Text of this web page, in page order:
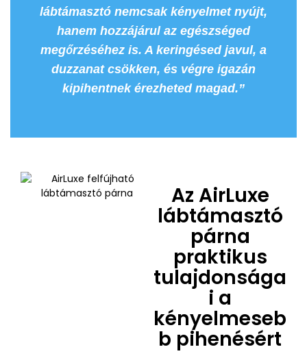
lábtámasztó nemcsak kényelmet nyújt,
hanem hozzájárul az egészséged
megőrzéséhez is. A keringésed javul, a
duzzanat csökken, és végre igazán
kipihentnek érezheted magad.”
Az AirLuxe
lábtámasztó
párna
praktikus
tulajdonsága
i a
kényelmeseb
b pihenésért